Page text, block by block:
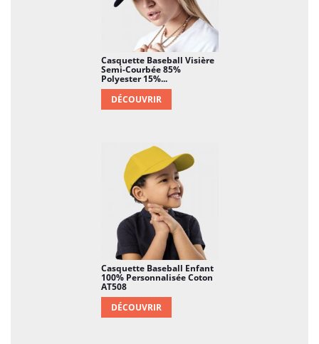
Casquette Baseball Visière
Semi-Courbée 85%
Polyester 15%...
DÉCOUVRIR
Casquette Baseball Enfant
100% Personnalisée Coton
AT508
DÉCOUVRIR